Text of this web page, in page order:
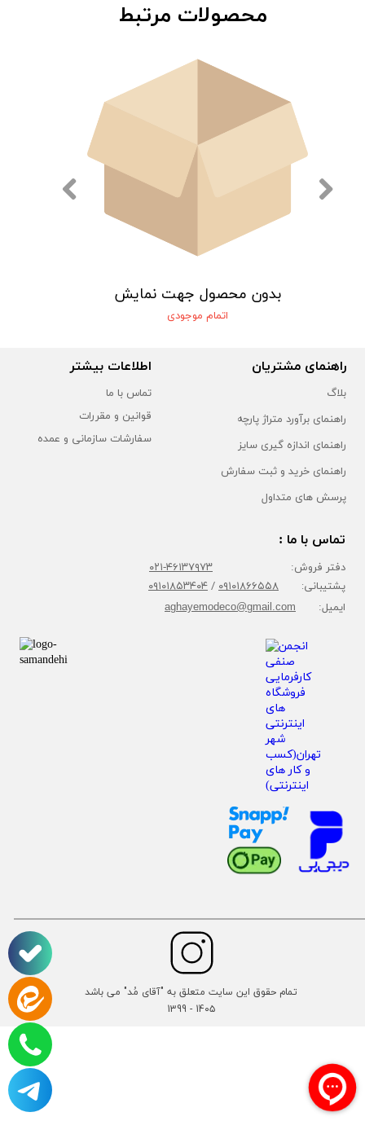
محصولات مرتبط
بدون محصول جهت نمایش
اتمام موجودی
راهنمای مشتریان
بلاگ
راهنمای برآورد متراژ پارچه
راهنمای اندازه گیری سایز
راهنمای خرید و ثبت سفارش
پرسش های متداول
اطلاعات بیشتر
تماس با ما
قوانین و مقررات
سفارشات سازمانی و عمده
تمام حقوق این سایت متعلق به "آقای مُد" می باشد
14۰۵ - 1399
تماس با ما :
دفتر فروش: ۴۶۱۳۷۹۷۳-۰۲۱
پشتیبانی: ۰۹۱۰۱۸۶۶۵۵۸/۰۹۱۰۱۸۵۳۴۰۴
ایمیل: aghayemodeco@gmail.com